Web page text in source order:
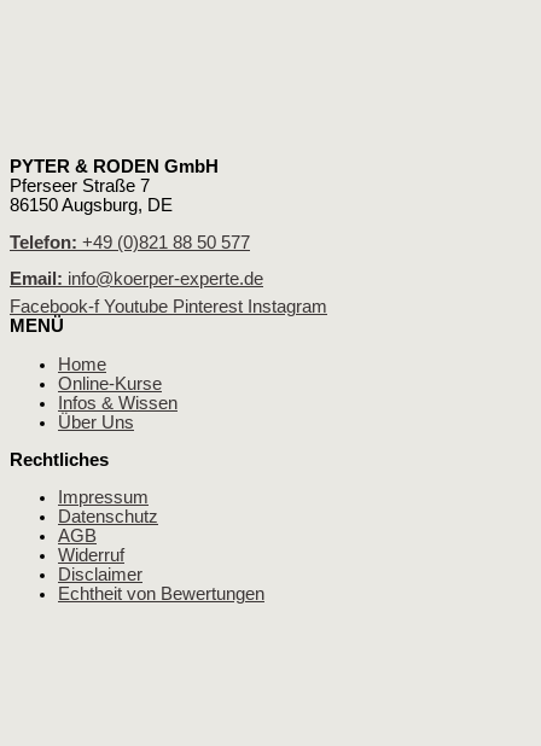
PYTER & RODEN GmbH
Pferseer Straße 7
86150 Augsburg, DE
Telefon: +49 (0)821 88 50 577
Email: info@koerper-experte.de
Facebook-f Youtube Pinterest Instagram
MENÜ
Home
Online-Kurse
Infos & Wissen
Über Uns
Rechtliches
Impressum
Datenschutz
AGB
Widerruf
Disclaimer
Echtheit von Bewertungen